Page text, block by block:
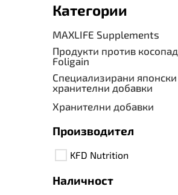
Категории
MAXLIFE Supplements
Продукти против косопад
Foligain
Специализирани японски
хранителни добавки
Хранителни добавки
Производител
KFD Nutrition
Наличност